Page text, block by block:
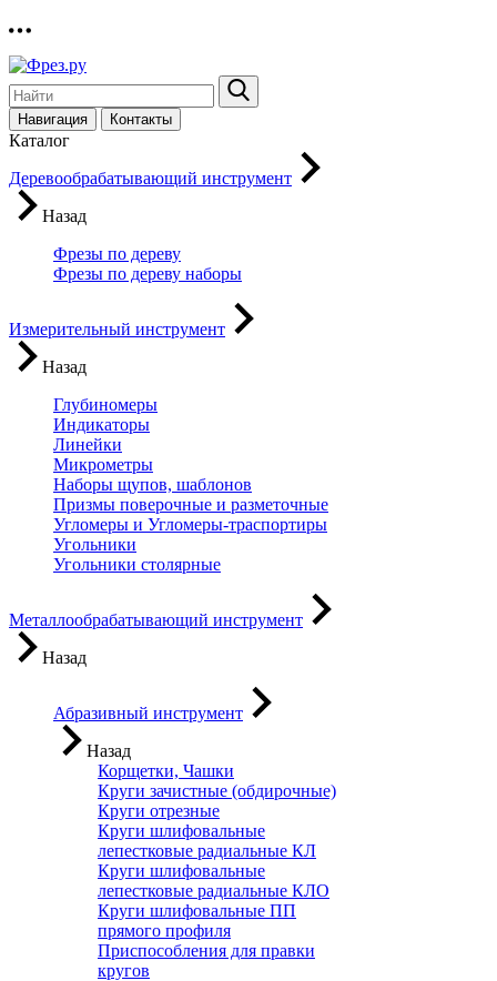
Навигация Контакты
Каталог
Деревообрабатывающий инструмент
Назад
Фрезы по дереву
Фрезы по дереву наборы
Измерительный инструмент
Назад
Глубиномеры
Индикаторы
Линейки
Микрометры
Наборы щупов, шаблонов
Призмы поверочные и разметочные
Угломеры и Угломеры-траспортиры
Угольники
Угольники столярные
Металлообрабатывающий инструмент
Назад
Абразивный инструмент
Назад
Корщетки, Чашки
Круги зачистные (обдирочные)
Круги отрезные
Круги шлифовальные
лепестковые радиальные КЛ
Круги шлифовальные
лепестковые радиальные КЛО
Круги шлифовальные ПП
прямого профиля
Приспособления для правки
кругов